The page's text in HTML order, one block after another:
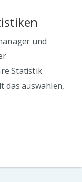
und
Statistik
das auswählen,